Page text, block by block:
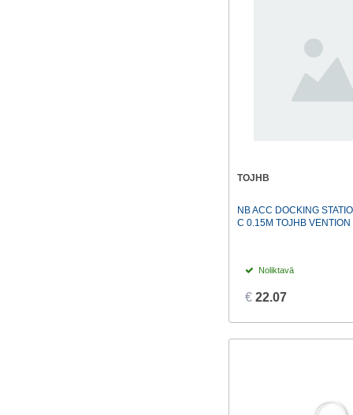
TOJHB
NB ACC DOCKING
C 0.15M TOJHB VENTION
Noliktavā
€ 22.07